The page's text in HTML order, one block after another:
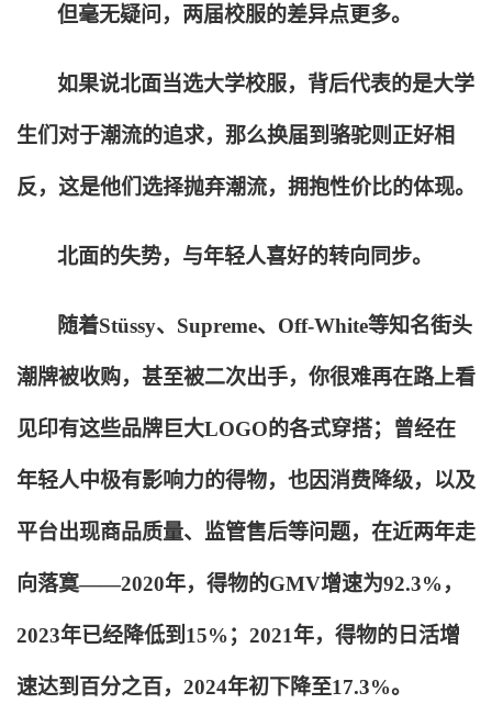
但毫无疑问，两届校服的差异点更多。
如果说北面当选大学校服，背后代表的是大学
生们对于潮流的追求，那么换届到骆驼则正好相
反，这是他们选择抛弃潮流，拥抱性价比的体现。
北面的失势，与年轻人喜好的转向同步。
随着Stüssy、Supreme、Off-White等知名街头
潮牌被收购，甚至被二次出手，你很难再在路上看
见印有这些品牌巨大LOGO的各式穿搭；曾经在
年轻人中极有影响力的得物，也因消费降级，以及
平台出现商品质量、监管售后等问题，在近两年走
向落寞——2020年，得物的GMV增速为92.3%，
2023年已经降低到15%；2021年，得物的日活增
速达到百分之百，2024年初下降至17.3%。